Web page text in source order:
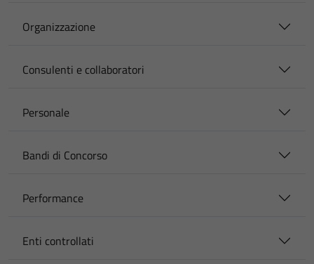
Organizzazione
Consulenti e collaboratori
Personale
Bandi di Concorso
Performance
Enti controllati